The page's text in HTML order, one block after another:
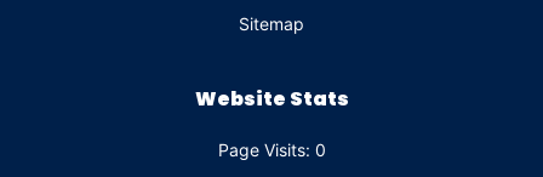
Sitemap
Website Stats
Page Visits: 0